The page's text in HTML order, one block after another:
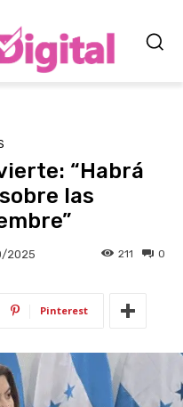
“Habrá
las
2025 0
211
Pinterest